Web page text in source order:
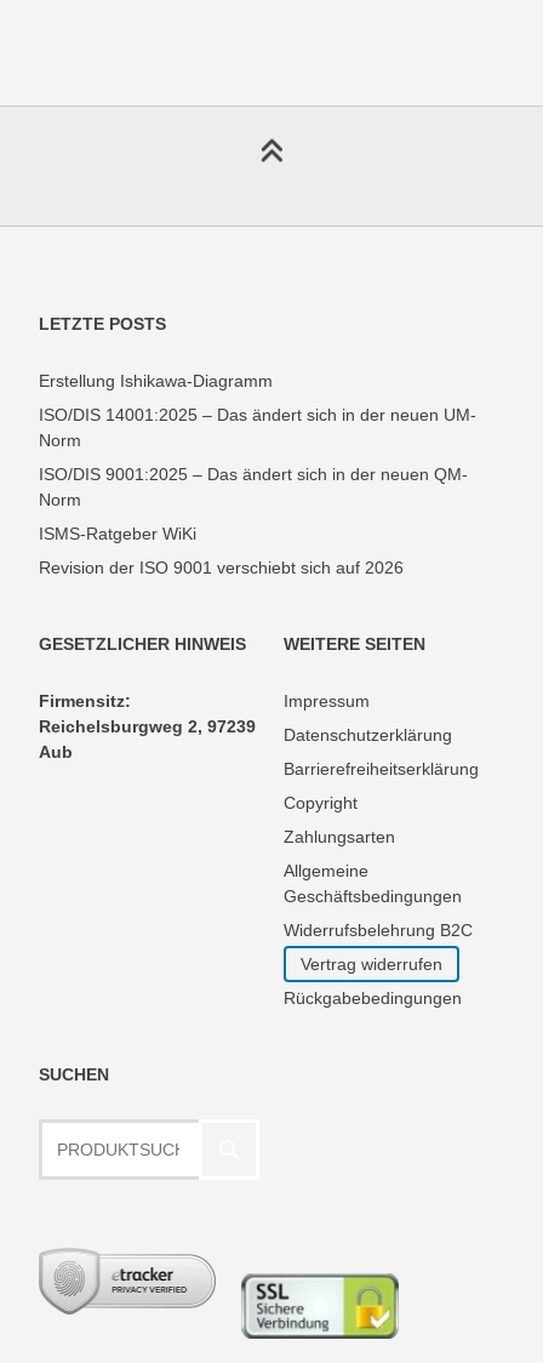
LETZTE POSTS
Erstellung Ishikawa-Diagramm
ISO/DIS 14001:2025 – Das ändert sich in der neuen UM-
Norm
ISO/DIS 9001:2025 – Das ändert sich in der neuen QM-
Norm
ISMS-Ratgeber WiKi
Revision der ISO 9001 verschiebt sich auf 2026
GESETZLICHER HINWEIS
Firmensitz:
Reichelsburgweg 2, 97239
Aub
WEITERE SEITEN
Impressum
Datenschutzerklärung
Barrierefreiheitserklärung
Copyright
Zahlungsarten
Allgemeine
Geschäftsbedingungen
Widerrufsbelehrung B2C
Vertrag widerrufen
Rückgabebedingungen
SUCHEN